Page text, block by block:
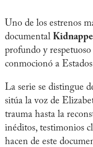
Uno de los estrenos
documental
profundo y respetuoso
conmocionó a
La serie se distingue
sitúa la voz de
trauma hasta la
inéditos, testimonios
hacen de este